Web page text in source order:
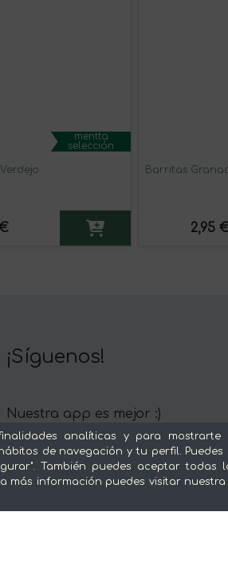
mentta
selección
Barritas
2,95
¡Síguenos!
Nuestra app es mejor :)
analíticas y para mostrarte
de navegación y tu perfil.
También puedes aceptar todas
más información puedes visitar nuestra